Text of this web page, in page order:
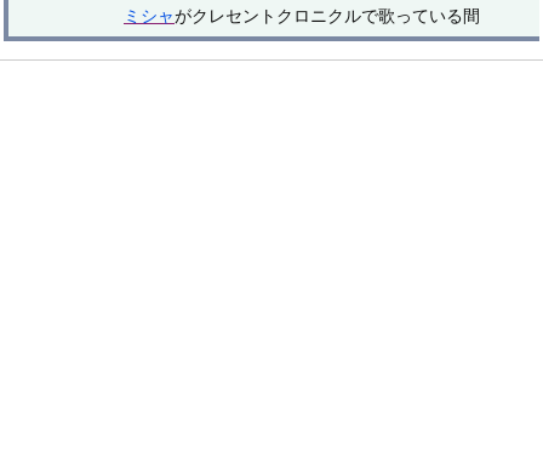
ミシャがクレセントクロニクルで歌っている間